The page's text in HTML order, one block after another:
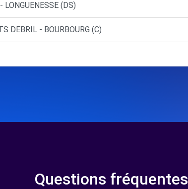
(DS)
DEBRIL - BOURBOURG (C)
Questions fréquentes